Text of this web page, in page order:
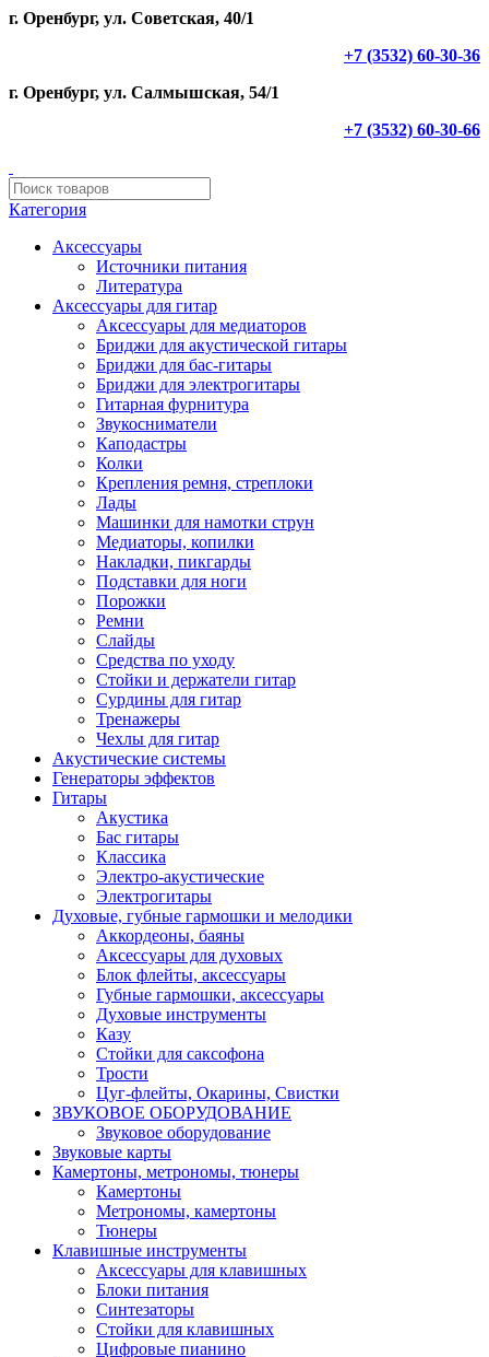
г. Оренбург, ул. Советская, 40/1
+7 (3532) 60-30-36
г. Оренбург, ул. Салмышская, 54/1
+7 (3532) 60-30-66
Категория
Аксессуары
Источники питания
Литература
Аксессуары для гитар
Аксессуары для медиаторов
Бриджи для акустической гитары
Бриджи для бас-гитары
Бриджи для электрогитары
Гитарная фурнитура
Звукосниматели
Каподастры
Колки
Крепления ремня, стреплоки
Лады
Машинки для намотки струн
Медиаторы, копилки
Накладки, пикгарды
Подставки для ноги
Порожки
Ремни
Слайды
Средства по уходу
Стойки и держатели гитар
Сурдины для гитар
Тренажеры
Чехлы для гитар
Акустические системы
Генераторы эффектов
Гитары
Акустика
Бас гитары
Классика
Электро-акустические
Электрогитары
Духовые, губные гармошки и мелодики
Аккордеоны, баяны
Аксессуары для духовых
Блок флейты, аксессуары
Губные гармошки, аксессуары
Духовые инструменты
Казу
Стойки для саксофона
Трости
Цуг-флейты, Окарины, Свистки
ЗВУКОВОЕ ОБОРУДОВАНИЕ
Звуковое оборудование
Звуковые карты
Камертоны, метрономы, тюнеры
Камертоны
Метрономы, камертоны
Тюнеры
Клавишные инструменты
Аксессуары для клавишных
Блоки питания
Синтезаторы
Стойки для клавишных
Цифровые пианино